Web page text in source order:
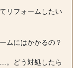
リフォームしたい
ムにはかかるの？
。どう対処したら